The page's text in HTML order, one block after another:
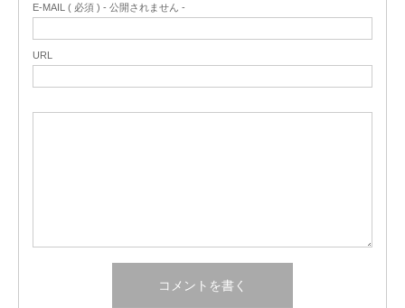
E-MAIL ( 必須 ) - 公開されません -
URL